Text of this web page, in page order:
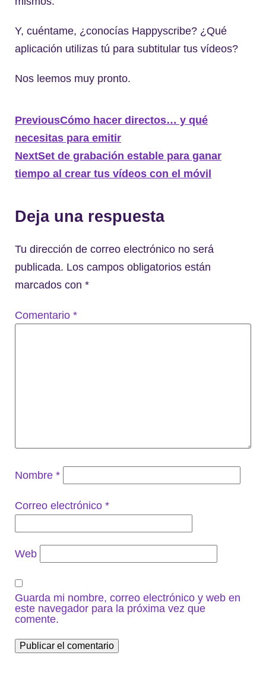
Y, cuéntame, ¿conocías Happyscribe? ¿Qué
aplicación utilizas tú para subtitular tus vídeos?
Nos leemos muy pronto.
PreviousCómo hacer directos… y qué
necesitas para emitir
NextSet de grabación estable para ganar
tiempo al crear tus vídeos con el móvil
Deja una respuesta
Tu dirección de correo electrónico no será
publicada. Los campos obligatorios están
marcados con *
Comentario *
Nombre *
Correo electrónico *
Web
Guarda mi nombre, correo electrónico y web en
este navegador para la próxima vez que
comente.